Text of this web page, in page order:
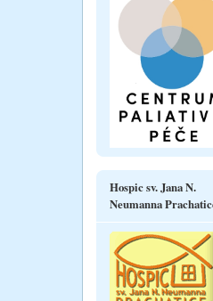
Hospic sv. Jana N.
Neumanna